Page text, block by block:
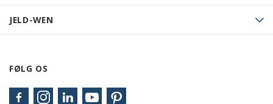
JELD-WEN
FØLG OS